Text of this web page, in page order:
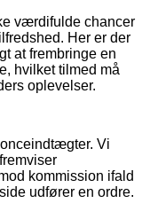
værdifulde chancer
Her er der
at frembringe en
hvilket tilmed må
oplevelser.
Vi
kommission ifald
udfører en ordre.